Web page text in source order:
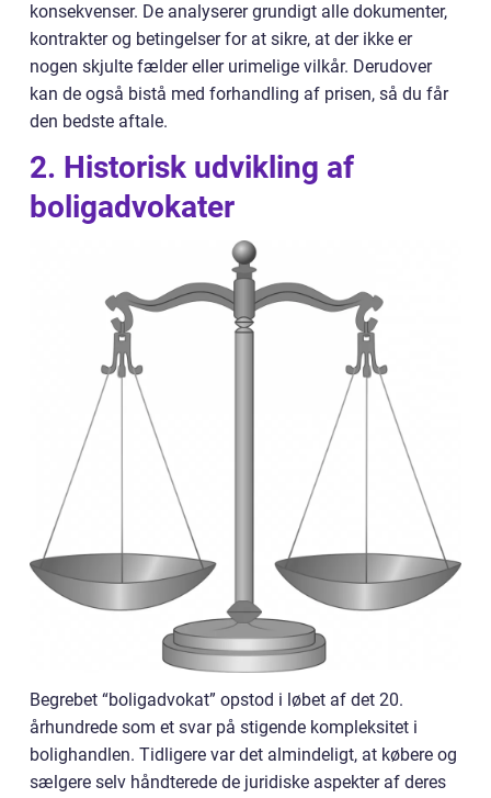
konsekvenser. De analyserer grundigt alle dokumenter,
kontrakter og betingelser for at sikre, at der ikke er
nogen skjulte fælder eller urimelige vilkår. Derudover
kan de også bistå med forhandling af prisen, så du får
den bedste aftale.
2. Historisk udvikling af
boligadvokater
Begrebet “boligadvokat” opstod i løbet af det 20.
århundrede som et svar på stigende kompleksitet i
bolighandlen. Tidligere var det almindeligt, at købere og
sælgere selv håndterede de juridiske aspekter af deres